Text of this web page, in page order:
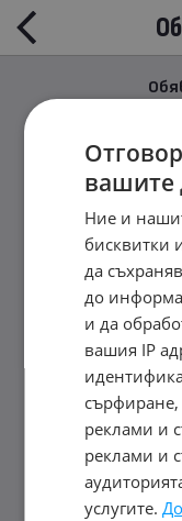
вашите
Ние и
бисквитки
да
до
и да
вашия IP
сърфиране,
реклами и
реклами и
услугите.